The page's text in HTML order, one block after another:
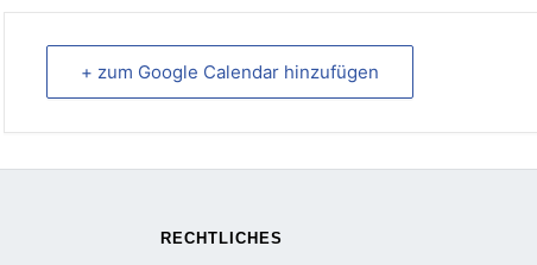
+ zum Google Calendar hinzufügen
RECHTLICHES